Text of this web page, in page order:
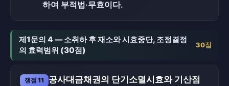
하여 부적법·무효이다.
제1문의 4 — 소취하 후 재소와 시효중단, 조정결정
의 효력범위 (30점)
30점
쟁점 11 공사대금채권의 단기소멸시효와 기산점